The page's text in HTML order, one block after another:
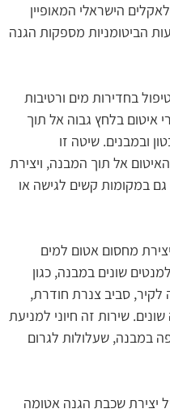
הישראלי המאופיין
הביטומניות מספקות הגנה
בחדירות מים ורטיבות
בלחץ גבוה אל תוך
ובמבנים. שיטה זו
אל תוך המבנה, ויצירת
במקומות קשים לגישה או
מחסום אטום למים
שונים במבנה, כגון
לקיר, סביב צנרת חודרת,
שירות זה חיוני למניעת
במבנה, שעלולות לגרום
יצירת שכבת הגנה אטומה